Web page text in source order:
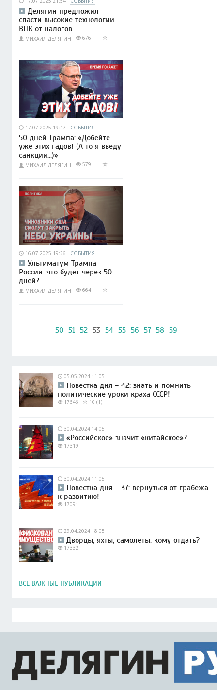
Делягин предложил
спасти высокие технологии
ВПК от налогов
МИХАИЛ ДЕЛЯГИН 676
17.07.2025 19:17 СОБЫТИЯ
50 дней Трампа: «Добейте
уже этих гадов! (А то я введу
санкции...)»
МИХАИЛ ДЕЛЯГИН 579
16.07.2025 19:26 СОБЫТИЯ
Ультиматум Трампа
России: что будет через 50
дней?
МИХАИЛ ДЕЛЯГИН 664
50 51 52 53 54 55 56 57 58 59
05.05.2024 11:05
Повестка дня – 42: знать и помнить
политические уроки краха СССР!
17646 10 (1)
30.04.2024 14:05
«Российское» значит «китайское»?
17319
30.04.2024 11:05
Повестка дня – 37: вернуться от грабежа
к развитию!
17091
29.04.2024 18:05
Дворцы, яхты, самолеты: кому отдать?
17332
ВСЕ ВАЖНЫЕ ПУБЛИКАЦИИ